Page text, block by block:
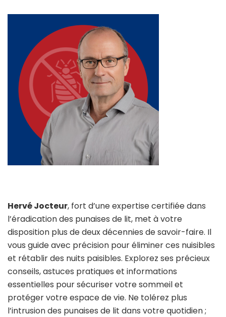
Hervé Jocteur, fort d’une expertise certifiée dans
l’éradication des punaises de lit, met à votre
disposition plus de deux décennies de savoir-faire. Il
vous guide avec précision pour éliminer ces nuisibles
et rétablir des nuits paisibles. Explorez ses précieux
conseils, astuces pratiques et informations
essentielles pour sécuriser votre sommeil et
protéger votre espace de vie. Ne tolérez plus
l’intrusion des punaises de lit dans votre quotidien ;